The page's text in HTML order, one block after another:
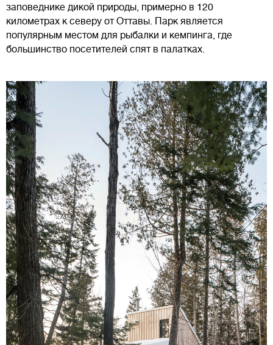
заповеднике дикой природы, примерно в 120
километрах к северу от Оттавы. Парк является
популярным местом для рыбалки и кемпинга, где
большинство посетителей спят в палатках.